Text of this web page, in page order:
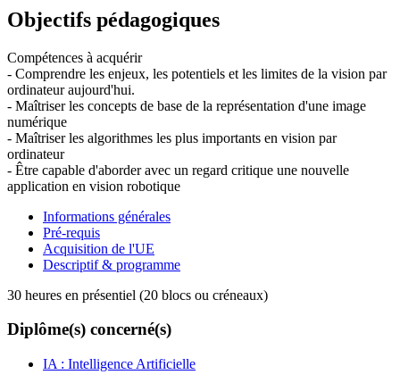
Objectifs pédagogiques
Compétences à acquérir
- Comprendre les enjeux, les potentiels et les limites de la vision par
ordinateur aujourd'hui.
- Maîtriser les concepts de base de la représentation d'une image
numérique
- Maîtriser les algorithmes les plus importants en vision par
ordinateur
- Être capable d'aborder avec un regard critique une nouvelle
application en vision robotique
Informations générales
Pré-requis
Acquisition de l'UE
Descriptif & programme
30 heures en présentiel (20 blocs ou créneaux)
Diplôme(s) concerné(s)
IA : Intelligence Artificielle